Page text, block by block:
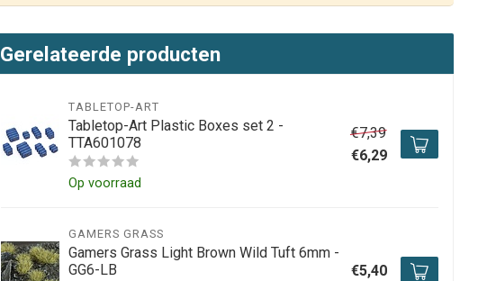
Gerelateerde producten
TABLETOP-ART
Tabletop-Art Plastic Boxes set 2 -
TTA601078
Op voorraad
€7,39
€6,29
GAMERS GRASS
Gamers Grass Light Brown Wild Tuft 6mm -
GG6-LB
€5,40